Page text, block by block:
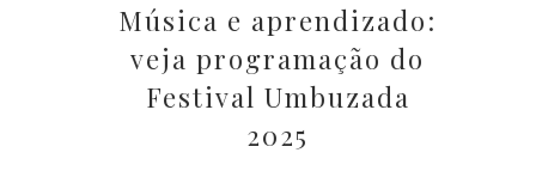
Música e aprendizado:
veja programação do
Festival Umbuzada
2025